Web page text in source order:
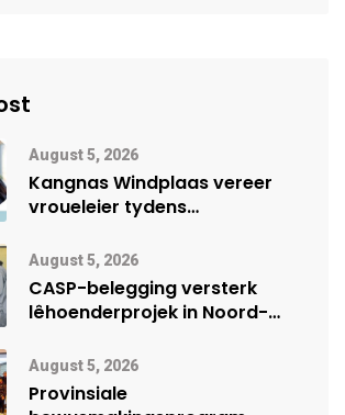
August 5, 2026
Kangnas Windplaas vereer
vroueleier tydens
August 5, 2026
CASP-belegging versterk
lêhoenderprojek in Noord-
August 5, 2026
Provinsiale